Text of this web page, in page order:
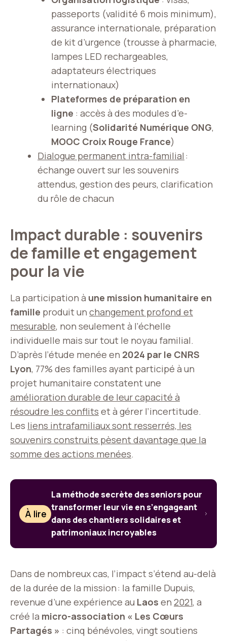
passeports (validité 6 mois minimum),
assurance internationale, préparation
de kit d’urgence (trousse à pharmacie,
lampes LED rechargeables,
adaptateurs électriques
internationaux)
Plateformes de préparation en
ligne : accès à des modules d’e-
learning (Solidarité Numérique ONG,
MOOC Croix Rouge France)
Dialogue permanent intra-familial :
échange ouvert sur les souvenirs
attendus, gestion des peurs, clarification
du rôle de chacun
Impact durable : souvenirs
de famille et engagement
pour la vie
La participation à une mission humanitaire en
famille produit un changement profond et
mesurable, non seulement à l’échelle
individuelle mais sur tout le noyau familial.
D’après l’étude menée en 2024 par le CNRS
Lyon, 77% des familles ayant participé à un
projet humanitaire constatent une
amélioration durable de leur capacité à
résoudre les conflits et à gérer l’incertitude.
Les liens intrafamiliaux sont resserrés, les
souvenirs construits pèsent davantage que la
somme des actions menées.
À lire
La méthode secrète des seniors pour
transformer leur vie en s’engageant
dans des chantiers solidaires et
patrimoniaux incroyables
Dans de nombreux cas, l’impact s’étend au-delà
de la durée de la mission : la famille Dupuis,
revenue d’une expérience au Laos en 2021, a
créé la micro-association « Les Cœurs
Partagés » : cinq bénévoles, vingt soutiens